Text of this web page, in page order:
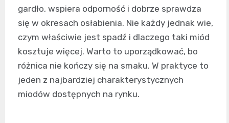
gardło, wspiera odporność i dobrze sprawdza
się w okresach osłabienia. Nie każdy jednak wie,
czym właściwie jest spadź i dlaczego taki miód
kosztuje więcej. Warto to uporządkować, bo
różnica nie kończy się na smaku. W praktyce to
jeden z najbardziej charakterystycznych
miodów dostępnych na rynku.